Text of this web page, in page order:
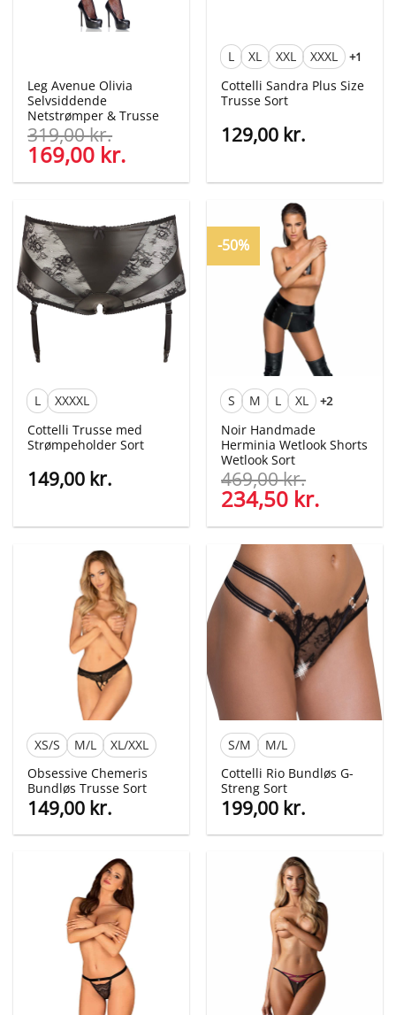
Leg Avenue Olivia
Selvsiddende
Netstrømper & Trusse
319,00kr.
Den
oprindelige
pris
319,00 kr..
169,00 kr.
pris
169,00 kr..
L XL XXL XXXL +1
Cottelli Sandra Plus Size
Trusse Sort
129,00 kr.
L
XXXXL
Cottelli Trusse med
Strømpeholder Sort
149,00 kr.
-50%
S M L XL +2
Noir Handmade
Herminia Wetlook Shorts
Wetlook Sort
469,00kr.
Den
oprindelige
pris
var:
469,00 kr..
234,50 kr.
pris
er:
234,50
XS/S M/L
XL/XXL
Obsessive Chemeris
Bundløs Trusse Sort
149,00 kr.
S/M
M/L
Cottelli Rio Bundløs G-
Streng Sort
199,00 kr.